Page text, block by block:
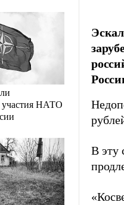
участия НАТО
В эту